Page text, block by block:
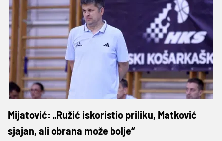
Mijatović: „Ružić iskoristio priliku, Matković
sjajan, ali obrana može bolje“